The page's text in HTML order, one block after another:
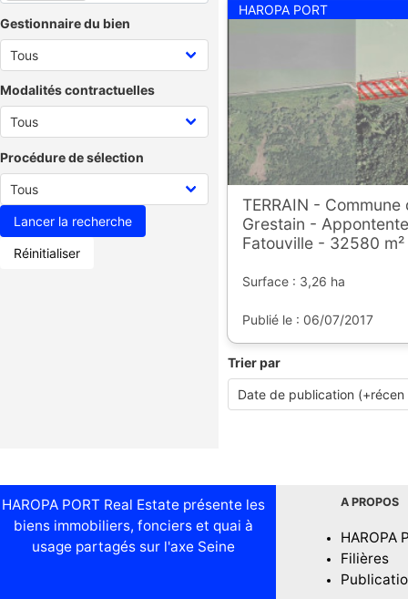
Gestionnaire du bien
Modalités contractuelles
Procédure de sélection
Réinitialiser
HAROPA PORT
TERRAIN -
Grestain -
Fatouville - 32580 m²
Surface : 3,26 ha
Publié le : 06/07/2017
Trier par
HAROPA PORT Real Estate présente les
biens immobiliers, fonciers et quai à
usage partagés sur l'axe Seine
A PROPOS
HAROPA
Filières